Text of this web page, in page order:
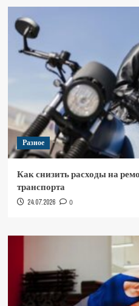
Разное
Как снизить расходы на
транспорта
24.07.2026 0